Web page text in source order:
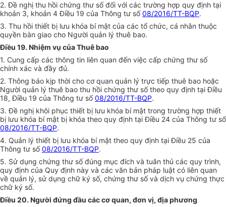
2. Đề nghị thu hồi chứng thư số đối với các trường hợp quy định tại
khoản 3, khoản 4 Điều 19 của Thông tư số08/2016/TT-BQP.
3. Thu hồi thiết bị lưu khóa bí mật của các tổ chức, cá nhân thuộc
quyền bàn giao cho Người quản lý thuê bao.
Điều 19. Nhiệm vụ của Thuê bao
1. Cung cấp các thông tin liên quan đến việc cấp chứng thư số
chính xác và đầy đủ.
2. Thông báo kịp thời cho cơ quan quản lý trực tiếp thuê bao hoặc
Người quản lý thuê bao thu hồi chứng thư số theo quy định tại Điều
18, Điều 19 của Thông tư số08/2016/TT-BQP.
3. Đề nghị khôi phục thiết bị lưu khóa bí mật trong trường hợp thiết
bị lưu khóa bí mật bị khóa theo quy định tại Điều 24 của Thông tư số
08/2016/TT-BQP.
4. Quản lý thiết bị lưu khóa bí mật theo quy định tại Điều 25 của
Thông tư số08/2016/TT-BQP.
5. Sử dụng chứng thư số đúng mục đích và tuân thủ các quy trình,
quy định của Quy định này và các văn bản pháp luật có liên quan
về quản lý, sử dụng chữ ký số, chứng thư số và dịch vụ chứng thực
chữ ký số.
Điều 20. Người đứng đầu các cơ quan, đơn vị, địa phương